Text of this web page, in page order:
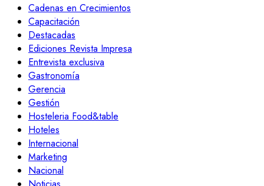
Cadenas en Crecimientos
Capacitación
Destacadas
Ediciones Revista Impresa
Entrevista exclusiva
Gastronomía
Gerencia
Gestión
Hosteleria Food&table
Hoteles
Internacional
Marketing
Nacional